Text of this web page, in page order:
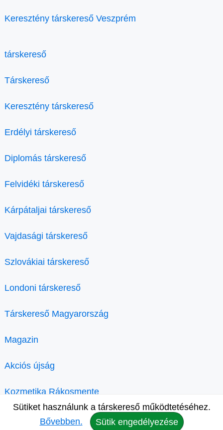
Keresztény társkereső Veszprém
társkereső
Társkereső
Keresztény társkereső
Erdélyi társkereső
Diplomás társkereső
Felvidéki társkereső
Kárpátaljai társkereső
Vajdasági társkereső
Szlovákiai társkereső
Londoni társkereső
Társkereső Magyarország
Magazin
Akciós újság
Kozmetika Rákosmente
Sütiket használunk a társkereső működtetéséhez.
Bővebben.
Sütik engedélyezése